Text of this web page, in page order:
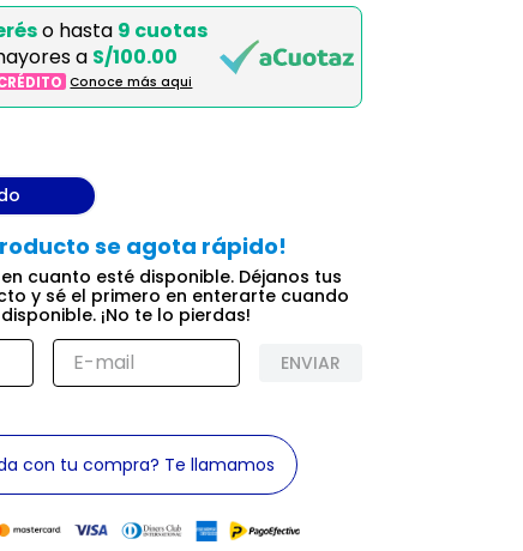
o hasta 9 cuotas
a S/100.00
Conoce más aqui
ENVIAR
con tu compra? Te llamamos